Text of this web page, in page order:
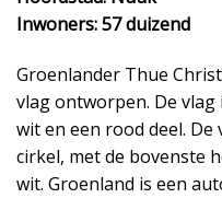
Inwoners: 57 duizend
Groenlander Thue
vlag ontworpen. De
wit en een rood deel.
cirkel, met de bovenste
wit. Groenland is een